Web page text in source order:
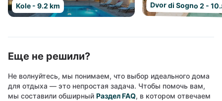
Kole - 9.2 km Dvor di Sogno 2 -
Еще не решили?
Не волнуйтесь, мы понимаем, что выбор идеального дома
для отдыха — это непростая задача. Чтобы помочь вам,
мы составили обширный Раздел FAQ, в котором отвечаем